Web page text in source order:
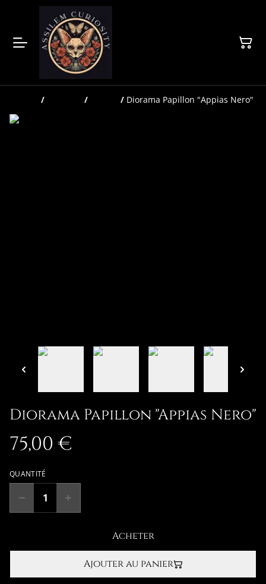
/ / / Diorama Papillon "Appias Nero"
Diorama Papillon "Appias Nero"
75,00 €
QUANTITÉ
Acheter
Ajouter au panier